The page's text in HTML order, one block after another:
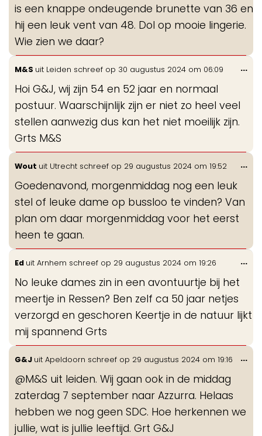
is een knappe ondeugende brunette van 36 en
hij een leuk vent van 48. Dol op mooie lingerie.
Wie zien we daar?
M&S uit Leiden schreef op 30 augustus 2024 om 06:09
Hoi G&J, wij zijn 54 en 52 jaar en normaal
postuur. Waarschijnlijk zijn er niet zo heel veel
stellen aanwezig dus kan het niet moeilijk zijn.
Grts M&S
...
Wout uit Utrecht schreef op 29 augustus 2024 om 19:52
Goedenavond, morgenmiddag nog een leuk
stel of leuke dame op bussloo te vinden? Van
plan om daar morgenmiddag voor het eerst
heen te gaan.
...
Ed uit Arnhem schreef op 29 augustus 2024 om 19:26
No leuke dames zin in een avontuurtje bij het
meertje in Ressen? Ben zelf ca 50 jaar netjes
verzorgd en geschoren Keertje in de natuur lijkt
mij spannend Grts
...
G&J uit Apeldoorn schreef op 29 augustus 2024 om 19:16
@M&S uit leiden. Wij gaan ook in de middag
zaterdag 7 september naar Azzurra. Helaas
hebben we nog geen SDC. Hoe herkennen we
jullie, wat is jullie leeftijd. Grt G&J
...